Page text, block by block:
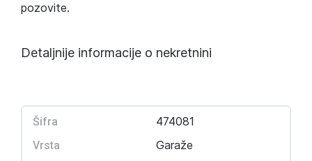
pozovite.
Detaljnije informacije o nekretnini
Šifra 474081
Vrsta Garaže